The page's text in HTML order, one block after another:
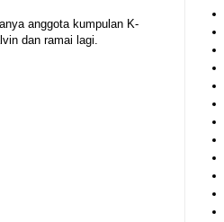
anggota kumpulan K-
dan ramai lagi.